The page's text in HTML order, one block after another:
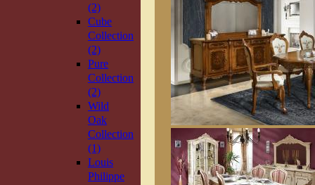
(2)
Cube
Collection
(2)
Pure
Collection
(2)
Wild
Oak
Collection
(1)
Louis
Philippe